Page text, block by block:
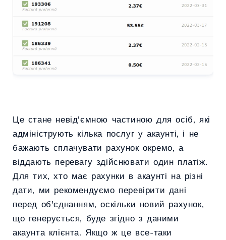
Це стане невід'ємною частиною для осіб, які
адмініструють кілька послуг у акаунті, і не
бажають сплачувати рахунок окремо, а
віддають перевагу здійснювати один платіж.
Для тих, хто має рахунки в акаунті на різні
дати, ми рекомендуємо перевірити дані
перед об'єднанням, оскільки новий рахунок,
що генерується, буде згідно з даними
акаунта клієнта. Якщо ж це все-таки